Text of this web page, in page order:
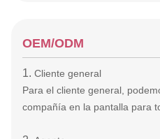
OEM/ODM
1. Cliente general
Para el cliente general,
compañía en la pantalla para